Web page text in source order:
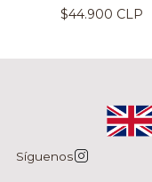
$44.900 CLP
Síguenos